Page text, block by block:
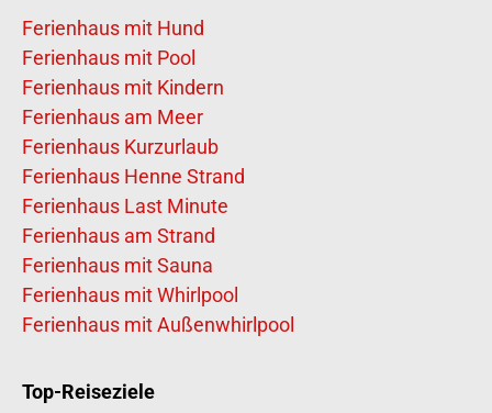
Ferienhaus mit Hund
Ferienhaus mit Pool
Ferienhaus mit Kindern
Ferienhaus am Meer
Ferienhaus Kurzurlaub
Ferienhaus Henne Strand
Ferienhaus Last Minute
Ferienhaus am Strand
Ferienhaus mit Sauna
Ferienhaus mit Whirlpool
Ferienhaus mit Außenwhirlpool
Top-Reiseziele